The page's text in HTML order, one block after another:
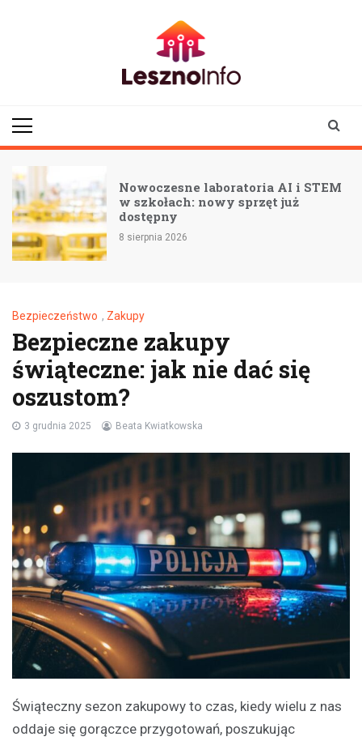
Nowoczesne laboratoria AI i STEM
w szkołach: nowy sprzęt już
dostępny
8 sierpnia 2026
Bezpieczeństwo , Zakupy
Bezpieczne zakupy
świąteczne: jak nie dać się
oszustom?
3 grudnia 2025 Beata Kwiatkowska
Świąteczny sezon zakupowy to czas, kiedy wielu z nas
oddaje się gorączce przygotowań, poszukując